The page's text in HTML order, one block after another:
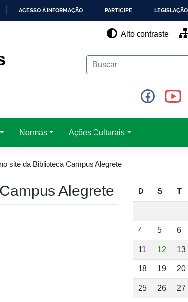
ACESSO À INFORMAÇÃO PARTICIPE LEGISLAÇÃO
Alto contraste
Normas Ações Culturais
site da Biblioteca Campus Alegrete
Alegrete D S T
4 5 6
11 12 13
18 19 20
25 26 27